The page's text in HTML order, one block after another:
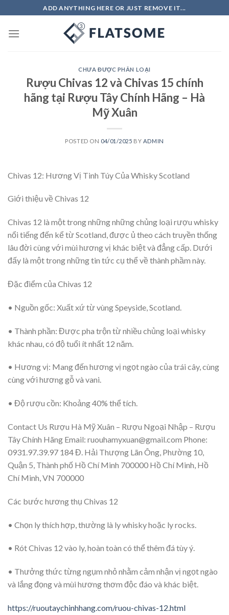
to
content
ADD ANYTHING HERE OR JUST REMOVE IT...
CHƯA ĐƯỢC PHÂN LOẠI
Rượu Chivas 12 và Chivas 15 chính
hãng tại Rượu Tây Chính Hãng – Hà
Mỹ Xuân
POSTED ON 04/01/2025 BY ADMIN
Chivas 12: Hương Vị Tinh Túy Của Whisky Scotland
Giới thiệu về Chivas 12
Chivas 12 là một trong những những chủng loại rượu whisky
nổi tiếng đến kể từ Scotland, được ủ theo cách truyền thống
lâu đời cùng với mùi hương vị khác biệt và đẳng cấp. Dưới
đấy là một trong những tin tức cụ thể về thành phầm này.
Đặc điểm của Chivas 12
• Nguồn gốc: Xuất xứ từ vùng Speyside, Scotland.
• Thành phần: Được pha trộn từ nhiều chủng loại whisky
khác nhau, có độ tuổi ít nhất 12 năm.
• Hương vị: Mang đến hương vị ngọt ngào của trái cây, cùng
cùng với hương gỗ và vani.
• Độ rượu cồn: Khoảng 40% thể tích.
Contact Us Rượu Hà Mỹ Xuân – Rượu Ngoại Nhập – Rượu
Tây Chính Hãng Email: ruouhamyxuan@gmail.com Phone:
0931.97.39.97 184 Đ. Hải Thượng Lãn Ông, Phường 10,
Quận 5, Thành phố Hồ Chí Minh 700000 Hồ Chí Minh, Hồ
Chí Minh, VN 700000
Các bước hương thụ Chivas 12
• Chọn ly thích hợp, thường là ly whisky hoặc ly rocks.
• Rót Chivas 12 vào ly, hoàn toàn có thể thêm đá tùy ý.
• Thưởng thức từng ngụm nhỏ nhằm cảm nhận vị ngọt ngào
và lắng đọng và mùi hương thơm độc đáo và khác biệt.
https://ruoutaychinhhang.com/ruou-chivas-12.html